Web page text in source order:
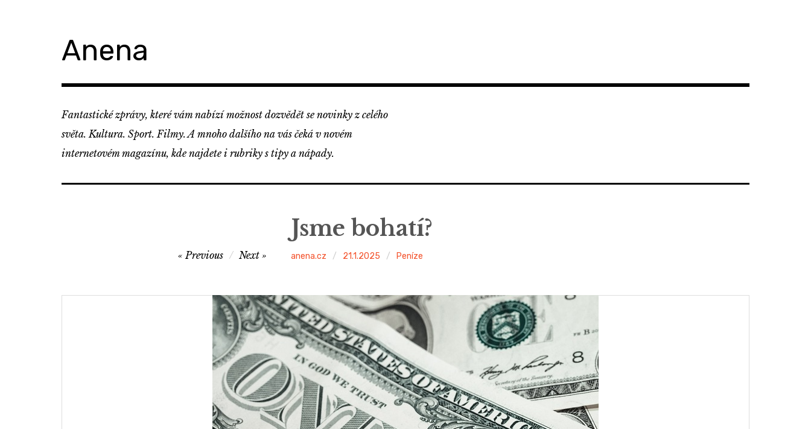
Anena
Fantastické zprávy, které vám nabízí možnost dozvědět se novinky z celého
světa. Kultura. Sport. Filmy. A mnoho dalšího na vás čeká v novém
internetovém magazínu, kde najdete i rubriky s tipy a nápady.
Jsme bohatí?
anena.cz 21.1.2025 Peníze
příspěvek
Previous Next